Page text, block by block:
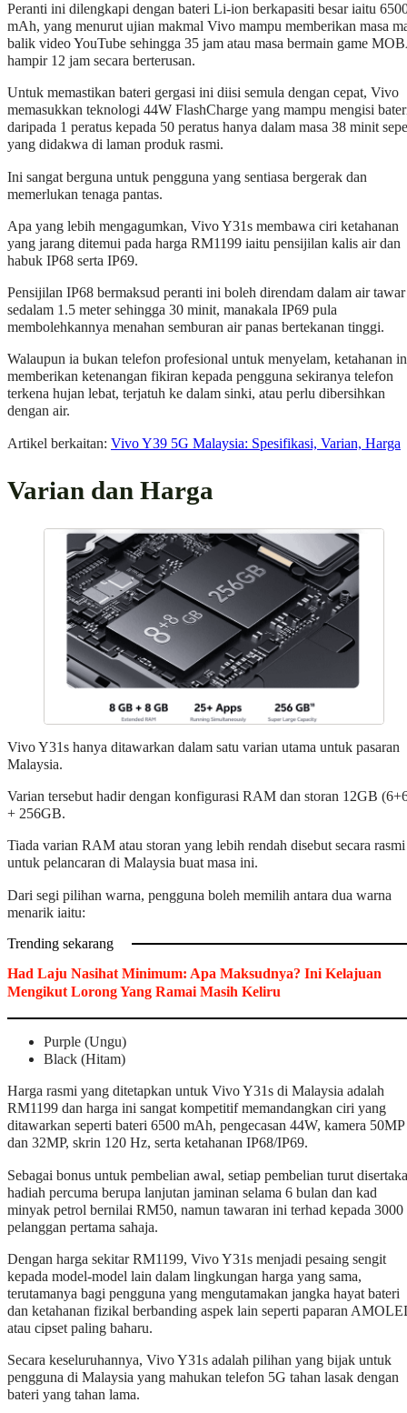
Peranti ini dilengkapi dengan bateri Li-ion berkapasiti besar iaitu
mAh, yang menurut ujian makmal Vivo mampu memberikan masa
balik video YouTube sehingga 35 jam atau masa bermain game
hampir 12 jam secara berterusan.
Untuk memastikan bateri gergasi ini diisi semula dengan cepat, Vivo
memasukkan teknologi 44W FlashCharge yang mampu mengisi
daripada 1 peratus kepada 50 peratus hanya dalam masa 38 minit
yang didakwa di laman produk rasmi.
Ini sangat berguna untuk pengguna yang sentiasa bergerak dan
memerlukan tenaga pantas.
Apa yang lebih mengagumkan, Vivo Y31s membawa ciri ketahanan
yang jarang ditemui pada harga RM1199 iaitu pensijilan kalis air dan
habuk IP68 serta IP69.
Pensijilan IP68 bermaksud peranti ini boleh direndam dalam air tawar
sedalam 1.5 meter sehingga 30 minit, manakala IP69 pula
membolehkannya menahan semburan air panas bertekanan tinggi.
Walaupun ia bukan telefon profesional untuk menyelam, ketahanan
memberikan ketenangan fikiran kepada pengguna sekiranya telefon
terkena hujan lebat, terjatuh ke dalam sinki, atau perlu dibersihkan
dengan air.
Artikel berkaitan: Vivo Y39 5G Malaysia: Spesifikasi, Varian, Harga
Varian dan Harga
Vivo Y31s hanya ditawarkan dalam satu varian utama untuk pasaran
Malaysia.
Varian tersebut hadir dengan konfigurasi RAM dan storan 12GB
+ 256GB.
Tiada varian RAM atau storan yang lebih rendah disebut secara rasmi
untuk pelancaran di Malaysia buat masa ini.
Dari segi pilihan warna, pengguna boleh memilih antara dua warna
menarik iaitu:
Trending sekarang
Had Laju Nasihat Minimum: Apa Maksudnya? Ini Kelajuan
Mengikut Lorong Yang Ramai Masih Keliru
Purple (Ungu)
Black (Hitam)
Harga rasmi yang ditetapkan untuk Vivo Y31s di Malaysia adalah
RM1199 dan harga ini sangat kompetitif memandangkan ciri yang
ditawarkan seperti bateri 6500 mAh, pengecasan 44W, kamera 50MP
dan 32MP, skrin 120 Hz, serta ketahanan IP68/IP69.
Sebagai bonus untuk pembelian awal, setiap pembelian turut
hadiah percuma berupa lanjutan jaminan selama 6 bulan dan kad
minyak petrol bernilai RM50, namun tawaran ini terhad kepada 3000
pelanggan pertama sahaja.
Dengan harga sekitar RM1199, Vivo Y31s menjadi pesaing sengit
kepada model-model lain dalam lingkungan harga yang sama,
terutamanya bagi pengguna yang mengutamakan jangka hayat bateri
dan ketahanan fizikal berbanding aspek lain seperti paparan
atau cipset paling baharu.
Secara keseluruhannya, Vivo Y31s adalah pilihan yang bijak untuk
pengguna di Malaysia yang mahukan telefon 5G tahan lasak dengan
bateri yang tahan lama.